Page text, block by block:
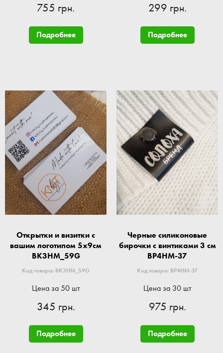
755 грн.
Подробнее
299 грн.
Подробнее
Открытки и визитки с
вашим логотипом 5x9см
BK3HM_59G
Код товара: BK3HM_59G
Цена за 50 шт
345 грн.
Подробнее
Черные силиконовые
бирочки с винтиками 3 см
BP4HM-37
Код товара: BP4HM-37
Цена за 30 шт
975 грн.
Подробнее